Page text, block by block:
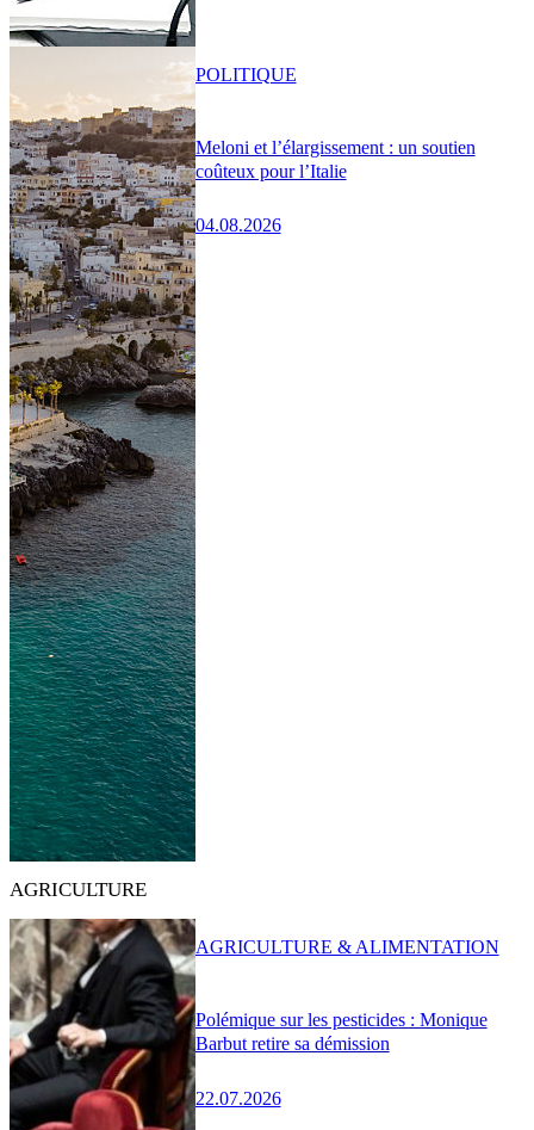
Meloni et l’élargissement : un soutien
coûteux pour l’Italie
04.08.2026
POLITIQUE
AGRICULTURE
Polémique sur les pesticides : Monique
Barbut retire sa démission
22.07.2026
AGRICULTURE & ALIMENTATION